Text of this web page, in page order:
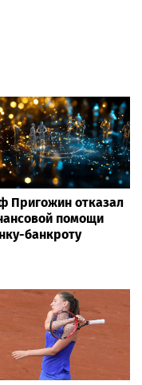
Пригожин отказал
помощи
банкроту